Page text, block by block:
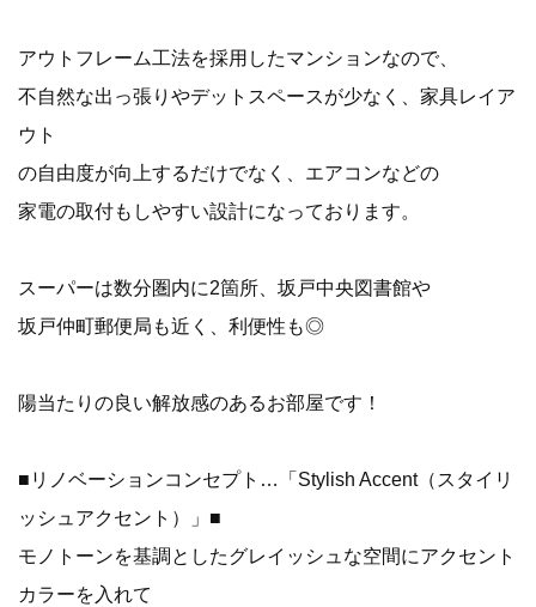
アウトフレーム工法を採用したマンションなので、
不自然な出っ張りやデットスペースが少なく、家具レイア
ウト
の自由度が向上するだけでなく、エアコンなどの
家電の取付もしやすい設計になっております。
スーパーは数分圏内に2箇所、坂戸中央図書館や
坂戸仲町郵便局も近く、利便性も◎
陽当たりの良い解放感のあるお部屋です！
■リノベーションコンセプト…「Stylish Accent（スタイリ
ッシュアクセント）」■
モノトーンを基調としたグレイッシュな空間にアクセント
カラーを入れて